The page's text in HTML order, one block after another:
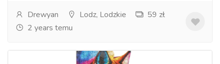
Drewyan Lodz, Lodzkie
59 zł
2 years temu